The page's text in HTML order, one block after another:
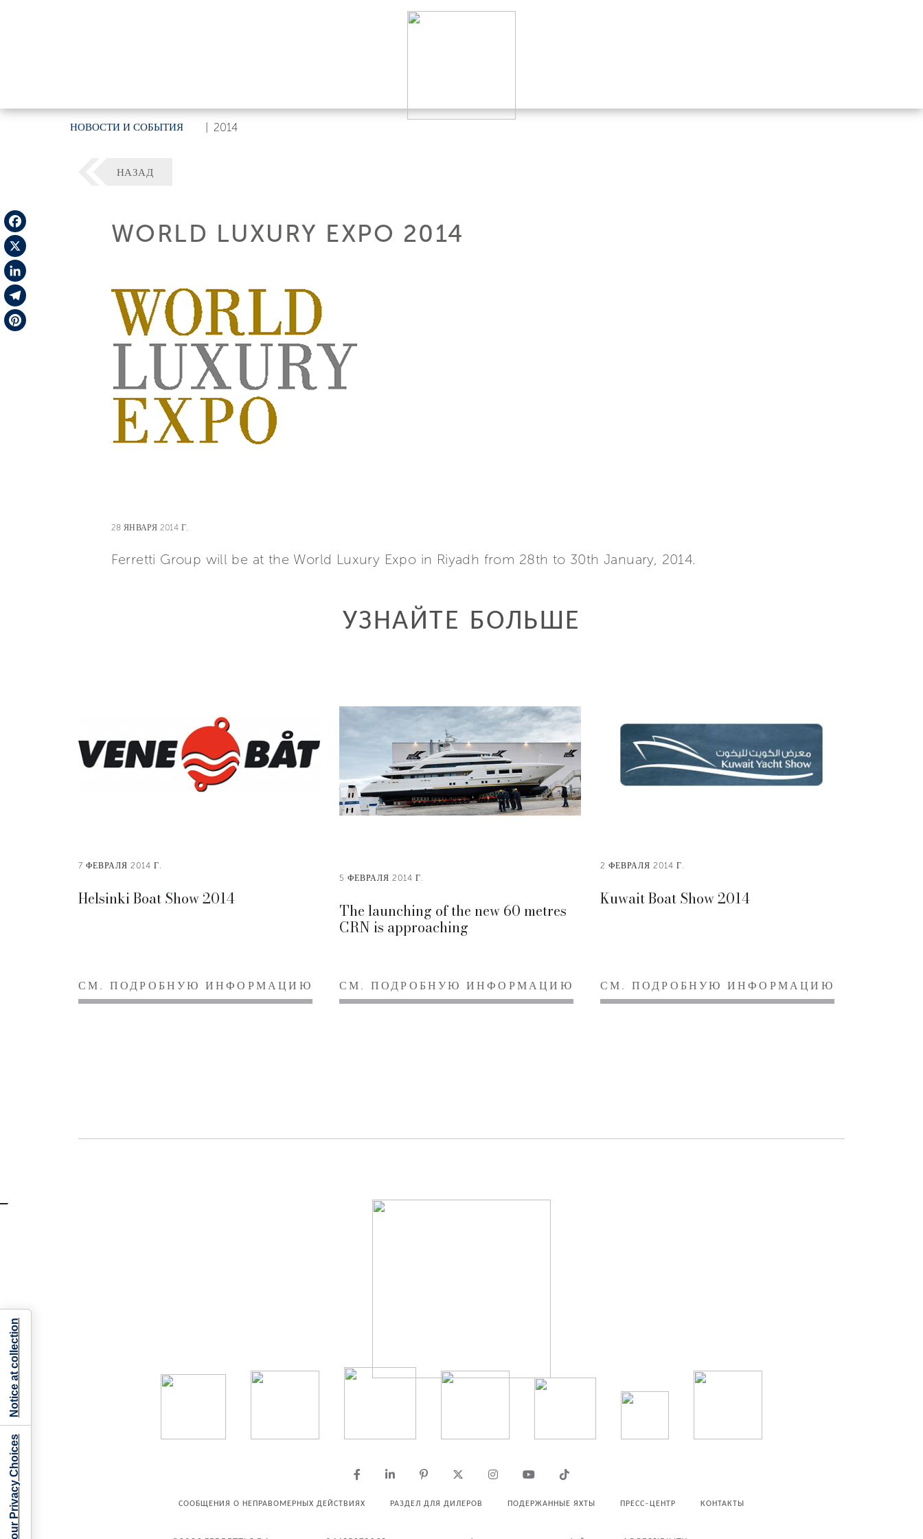
НОВОСТИ И СОБЫТИЯ 2014
Facebook
X
LinkedIn
Telegram
НАЗАД
WORLD LUXURY EXPO 2014
28 ЯНВАРЯ 2014 Г.
Ferretti Group will be at the World Luxury Expo in Riyadh from 28th to 30th January, 2014.
УЗНАЙТЕ БОЛЬШЕ
7 ФЕВРАЛЯ 2014 Г.
Helsinki Boat Show 2014
СМ. ПОДРОБНУЮ ИНФОРМАЦИЮ
5 ФЕВРАЛЯ 2014 Г.
The launching of the new 60 metres
CRN is approaching
СМ. ПОДРОБНУЮ ИНФОРМАЦИЮ
2 ФЕВРАЛЯ 2014 Г.
Kuwait Boat Show 2014
СМ. ПОДРОБНУЮ ИНФОРМАЦИЮ
СООБЩЕНИЯ О НЕПРАВОМЕРНЫХ ДЕЙСТВИЯХ РАЗДЕЛ ДЛЯ ДИЛЕРОВ ПОДЕРЖАННЫЕ ЯХТЫ ПРЕСС-ЦЕНТР КОНТАКТЫ
Your Privacy Choices
Notice at collection